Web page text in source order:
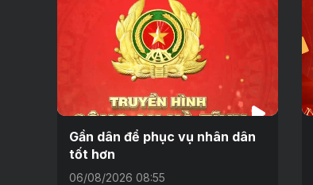
Gần dân để phục vụ nhân dân
tốt hơn
06/08/2026 08:55